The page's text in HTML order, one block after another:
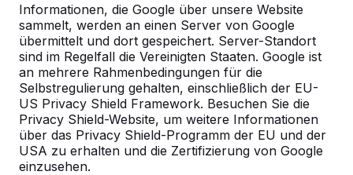
Informationen, die Google über unsere Website
sammelt, werden an einen Server von Google
übermittelt und dort gespeichert. Server-Standort
sind im Regelfall die Vereinigten Staaten. Google ist
an mehrere Rahmenbedingungen für die
Selbstregulierung gehalten, einschließlich der EU-
US Privacy Shield Framework. Besuchen Sie die
Privacy Shield-Website, um weitere Informationen
über das Privacy Shield-Programm der EU und der
USA zu erhalten und die Zertifizierung von Google
einzusehen.
Aktuelle Projekte und
Kundenberichte